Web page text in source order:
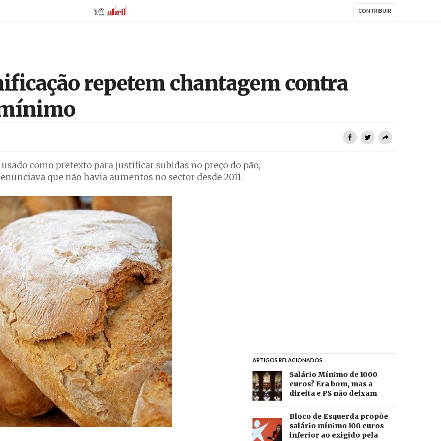
AbrilAbril CONTRIBUIR
repetem chantagem contra
como pretexto para justificar subidas no preço do pão,
que não havia aumentos no sector desde 2011.
ARTIGOS RELACIONADOS
Salário Mínimo de 1000
euros? Era bom, mas a
direita e PS não deixam
Bloco de Esquerda propõe
salário mínimo 100 euros
inferior ao exigido pela